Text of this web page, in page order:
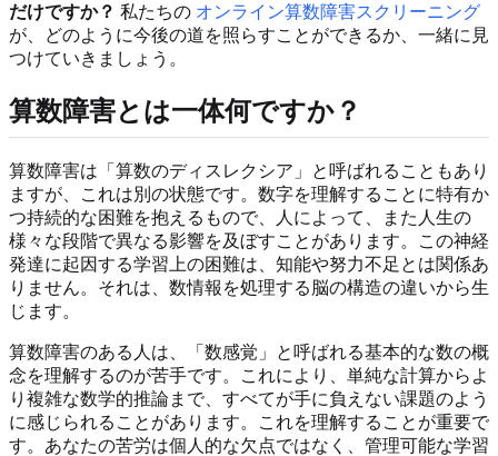
だけですか？ 私たちの オンライン算数障害スクリーニング
が、どのように今後の道を照らすことができるか、一緒に見
つけていきましょう。
算数障害とは一体何ですか？
算数障害は「算数のディスレクシア」と呼ばれることもあり
ますが、これは別の状態です。数字を理解することに特有か
つ持続的な困難を抱えるもので、人によって、また人生の
様々な段階で異なる影響を及ぼすことがあります。この神経
発達に起因する学習上の困難は、知能や努力不足とは関係あ
りません。それは、数情報を処理する脳の構造の違いから生
じます。
算数障害のある人は、「数感覚」と呼ばれる基本的な数の概
念を理解するのが苦手です。これにより、単純な計算からよ
り複雑な数学的推論まで、すべてが手に負えない課題のよう
に感じられることがあります。これを理解することが重要で
す。あなたの苦労は個人的な欠点ではなく、管理可能な学習